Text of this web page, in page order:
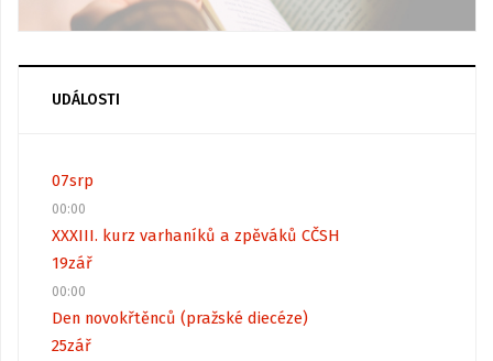
UDÁLOSTI
07srp
00:00
XXXIII. kurz varhaníků a zpěváků CČSH
19zář
00:00
Den novokřtěnců (pražské diecéze)
25zář